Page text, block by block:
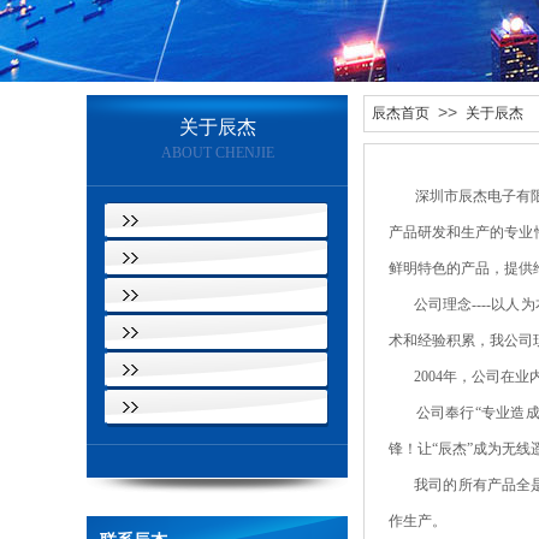
关于辰杰
ABOUT CHENJIE
辰杰首页 >> 关于辰杰
深圳市辰杰电子有限
产品研发和生产的专
鲜明特色的产品，提供
公司理念----以人
术和经验积累，我公司
2004年，公司在业
公司奉行“专业造
锋！让“辰杰”成为无线
我司的所有产品全
作生产。